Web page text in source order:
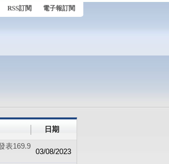
RSS訂閱 電子報訂閱
日期
表169.9
03/08/2023